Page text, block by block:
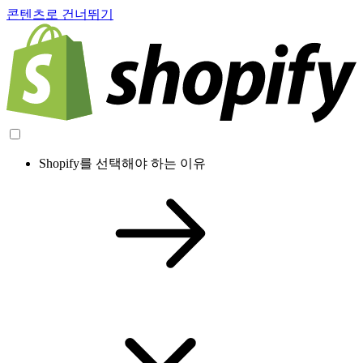
콘텐츠로 건너뛰기
Shopify를 선택해야 하는 이유